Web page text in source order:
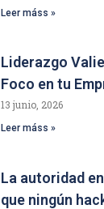
Leer máss »
Liderazgo
Foco en tu
13 junio, 2026
Leer máss »
La autoridad
que ningún